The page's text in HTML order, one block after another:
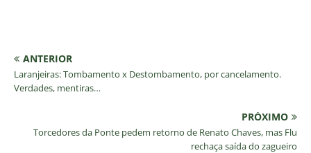
ANTERIOR
Laranjeiras: Tombamento x Destombamento, por cancelamento.
Verdades, mentiras…
PRÓXIMO
Torcedores da Ponte pedem retorno de Renato Chaves, mas Flu
rechaça saída do zagueiro